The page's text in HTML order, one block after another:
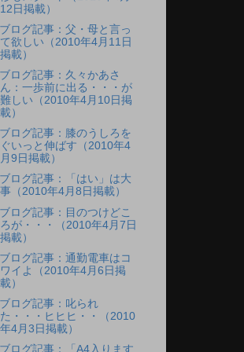
12日掲載）
ブログ記事：父・母と言っ
て欲しい（2010年4月11日
掲載）
ブログ記事：久々かあさ
ん：一歩前に出る・・・が
難しい（2010年4月10日掲
載）
ブログ記事：膝のうしろを
ぐいっと伸ばす（2010年4
月9日掲載）
ブログ記事：「はい」は大
事（2010年4月8日掲載）
ブログ記事：目のつけどこ
ろが・・・（2010年4月7日
掲載）
ブログ記事：通勤電車はコ
ワイよ（2010年4月6日掲
載）
ブログ記事：叱られ
た・・・ヒヒヒ・・（2010
年4月3日掲載）
ブログ記事：「A4入ります